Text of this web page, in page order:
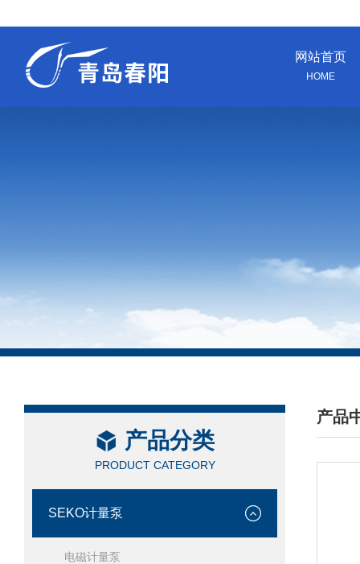
网站首页
HOME
产品分类
PRODUCT CATEGORY
SEKO计量泵
电磁计量泵
产品
/